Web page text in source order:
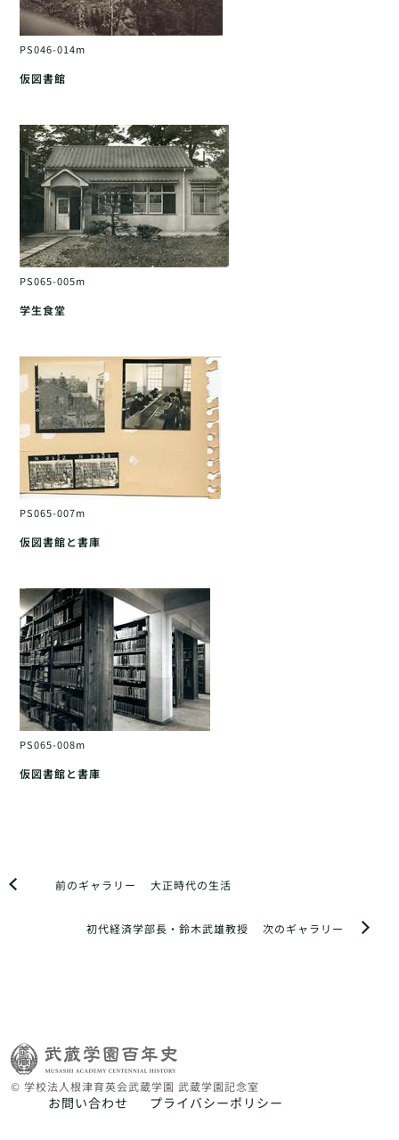
PS046-014m
仮図書館
PS065-005m
学生食堂
PS065-007m
仮図書館と書庫
PS065-008m
仮図書館と書庫
前のギャラリー 大正時代の生活
次のギャラリー
初代経済学部長・鈴木武雄教授
© 学校法人根津育英会武蔵学園 武蔵学園記念室
お問い合わせ プライバシーポリシー